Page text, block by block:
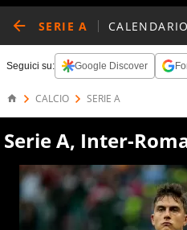
SERIE A CALENDARIO
Seguici su: Google Discover
CALCIO SERIE A
Serie A, Inter-